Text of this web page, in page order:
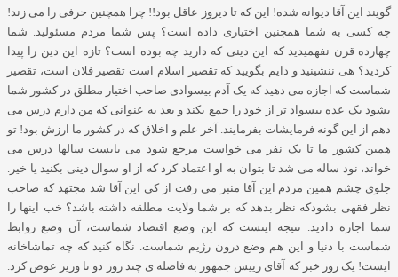
گویند این آقا دیوانه شده! این که تا دیروز عاقل بود !! چرا همچنین حرفی را می زند !
چه کسی به شما همچنین اختیاری داده است؟ پس شما مردم مسئولید
شما
چهارده قرن نفهمیدید که این دینی که دارید چه بوده است؟ تازه این دین را پیدا
کردید؟ هی ننشینید و دایم بگویید که تقصیر اسلام است تقصیر فلان است، تقصیر
شماست که اجازه می دهید که یک آدم بیسوادی صاحب اختیار مطلق در کشور شما
بشود یک عده بیسواد تر از خود را جمع بکند و بعد به عنوانی که من دارم درس می
دهم از این گونه فرمایشات بفرمایند
آخر علم و اخلاق که در کشور ما ارزش بود ! تو
همین کشور ما تا یک نفر می خواست مرجع شود می بایست سالها درس می
خواند، نود ساله می شد تا بتوان به او اعتماد کرد که از او سوال دینی بکنید یا خیر
جلوی چشم همین مردم این آقا منبر می رفت از کی این آقا شد مجتهد که صاحب
نظر فقهی بشودکه نظر بدهد که بر شما ولایت مطلقه داشته باشد؟ خب اینها را
شما اجازه دادید
نتیجه اینست که این وضع اقتصاد شماست، آن وضع روابط
شماست با دنیا و این هم وضع درون رژیم شماست
نگاه کنید که چه تماشاخانه
ایست! یک روز خبر که آقای رییس جمهور به فاصله ی چند روز دو تا وزیر عوض کرد